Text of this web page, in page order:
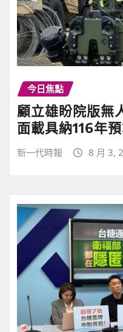
今日焦點
顧立雄盼院版無
面載具納116年
新一代時報 8 月 3,